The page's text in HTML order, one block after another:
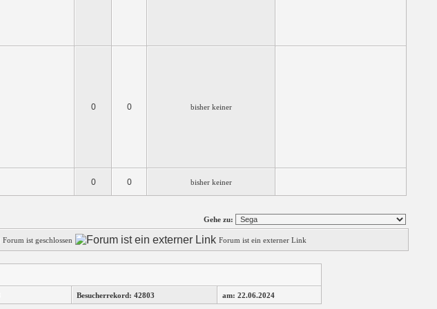
0 0 bisher keiner
0 0 bisher keiner
Gehe zu:
Forum ist geschlossen Forum ist ein externer Link
Besucherrekord: 42803 am: 22.06.2024